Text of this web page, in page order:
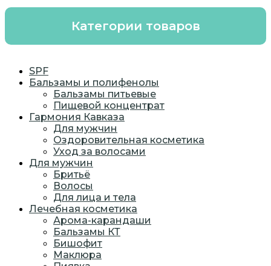
Категории товаров
SPF
Бальзамы и полифенолы
Бальзамы питьевые
Пищевой концентрат
Гармония Кавказа
Для мужчин
Оздоровительная косметика
Уход за волосами
Для мужчин
Бритьё
Волосы
Для лица и тела
Лечебная косметика
Арома-карандаши
Бальзамы КТ
Бишофит
Маклюра